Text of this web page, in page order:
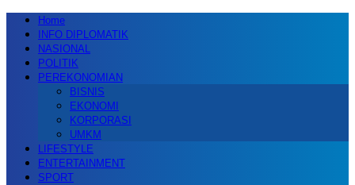
Home
INFO DIPLOMATIK
NASIONAL
POLITIK
PEREKONOMIAN
BISNIS
EKONOMI
KORPORASI
UMKM
LIFESTYLE
ENTERTAINMENT
SPORT